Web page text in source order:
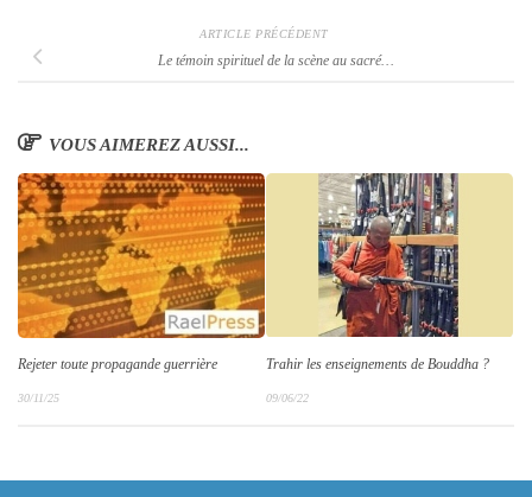
ARTICLE PRÉCÉDENT
Le témoin spirituel de la scène au sacré…
VOUS AIMEREZ AUSSI...
Rejeter toute propagande guerrière
30/11/25
Trahir les enseignements de Bouddha ?
09/06/22